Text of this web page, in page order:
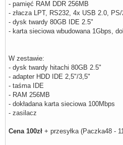
- pamięć RAM DDR 256MB
- złacza LPT, RS232, 4x USB 2.0,
- dysk twardy 80GB IDE 2.5"
- karta sieciowa wbudowana 1Gbps,
W zestawie:
- dysk twardy hitachi 80GB 2.5"
- adapter HDD IDE 2,5"/3,5"
- taśma IDE
- RAM 256MB
- dokładana karta sieciowa 100Mbps
- zasilacz
Cena 100zł + przesyłka (Paczka48 -